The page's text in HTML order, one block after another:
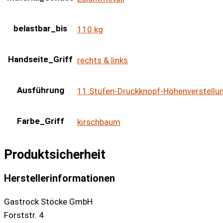
belastbar_bis 110 kg
Handseite_Griff rechts & links
Ausführung 11 Stufen-Druckknopf-
Farbe_Griff kirschbaum
Produktsicherheit
Herstellerinformationen
Gastrock Stöcke GmbH
Forststr. 4